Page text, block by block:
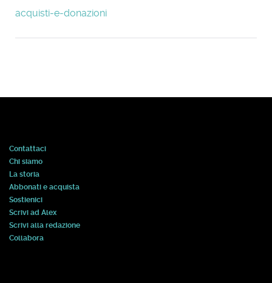
acquisti-e-donazioni
Contattaci
Chi siamo
La storia
Abbonati e acquista
Sostienici
Scrivi ad Alex
Scrivi alla redazione
Collabora